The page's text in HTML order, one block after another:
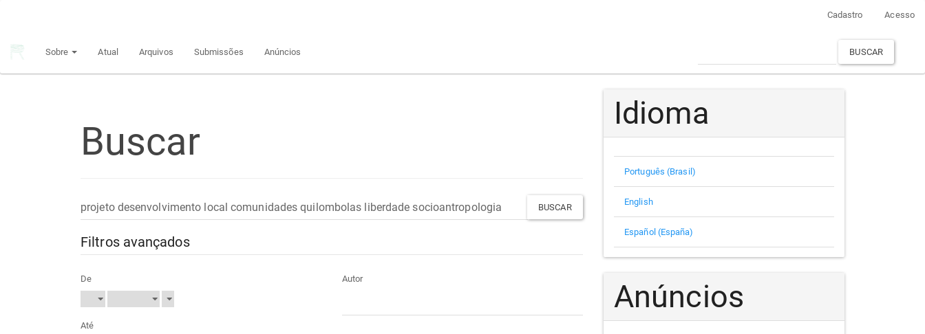
principal
Cadastro Acesso
Sobre Atual Arquivos Submissões Anúncios BUSCAR
Buscar
Pesquisar
termo
Filtros avançados
De
Até
Autor
Idioma
Português (Brasil)
English
Español (España)
Anúncios